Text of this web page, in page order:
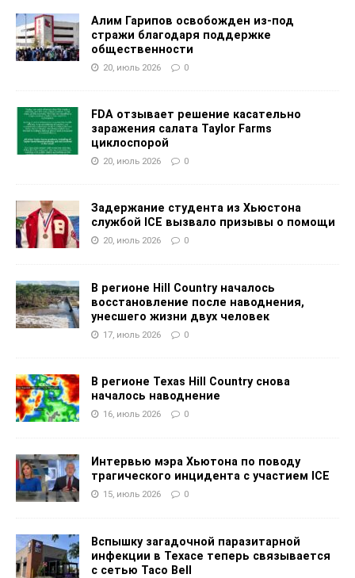
Алим Гарипов освобожден из-под
стражи благодаря поддержке
общественности
20, июль 2026 0
FDA отзывает решение касательно
заражения салата Taylor Farms
циклоспорой
20, июль 2026 0
Задержание студента из Хьюстона
службой ICE вызвало призывы о помощи
20, июль 2026 0
В регионе Hill Country началось
восстановление после наводнения,
унесшего жизни двух человек
17, июль 2026 0
В регионе Texas Hill Country снова
началось наводнение
16, июль 2026 0
Интервью мэра Хьютона по поводу
трагического инцидента с участием ICE
15, июль 2026 0
Вспышку загадочной паразитарной
инфекции в Техасе теперь связывается
с сетью Taco Bell